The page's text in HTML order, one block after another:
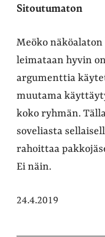
Sitoutumaton
Meöko
leimataan hyvin
argumenttia
muutama
koko ryhmän.
soveliasta
rahoittaa
Ei näin.
24.4.2019